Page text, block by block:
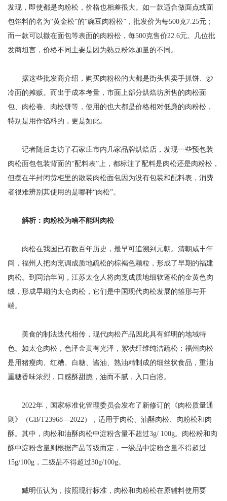
发现，即使都是肉粉松，价格也相差很大。如一款适合做面点或面
包馅料的名为“黄金松”的“豌豆肉粉松”，批发价为每500克7.25元；
而一款可以撒在面包等表面的肉粉松，每500克售价22.6元。几位批
发商坦言，价格不同主要是因为熟豆粉添加量的不同。
据这些批发商介绍，购买肉粉松的大都是街头售卖手抓饼、炒
冷面的摊贩。而出于成本考量，市面上部分烘焙坊所售的肉松面
包、肉松卷、肉松饼等，使用的也大都是价格相对低廉的肉粉松，
特别是用作馅料的，更是如此。
记者随后走访了石家庄市内几家品牌烘焙店，发现一些预包装
肉松面包包装背面的“配料表”上，都标注了配料是肉松还是肉粉松，
但摆在半封闭货柜里的散装肉松面包因为没有包装和配料表，消费
者很难辨别其使用的是哪种“肉松”。
解析：肉粉松为啥不能叫肉松
肉松在我国已有数百年历史，最早可追溯到元朝。清朝咸丰年
间，福州人把肉烹调成质地疏松的棕褐色颗粒，形成了早期的福建
肉松。到同治年间，江苏太仓人将肉烹成质地细软蓬松的金黄色肉
绒，形成早期的太仓肉松，它们是中国现代肉松发展的雏形与开
端。
美食的制法迭代相传，现代肉松产品因此具有鲜明的地域特
色。如太仓肉松，色泽金黄有光泽，絮状纤维纯洁疏松；福州肉松
是用猪瘦肉、红糟、白糖、酱油、熟油精制成的细丝状食品，重油
重糖香味浓烈，口感酥甜脆，油而不腻，入口自溶。
2022年，国家标准化管理委员会发布了新修订的《肉松质量通
则》（GB/T23968—2022），适用于肉松、油酥肉松、肉粉松和肉
酥。其中，肉松和油酥肉松中淀粉含量不超过3g/ 100g。肉松粉和肉
酥中淀粉含量则根据产品等级而定，一级品中淀粉含量不得超过
15g/100g，二级品不得超过30g/100g。
臧明伍认为，按照现行标准，肉松和肉粉松在原辅料使用要